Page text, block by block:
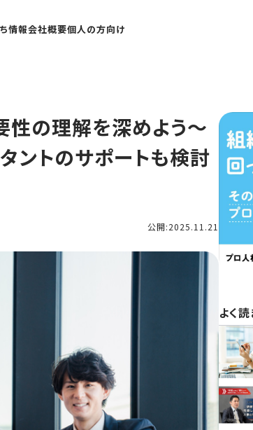
情報会社概要個人の方向け
性の理解を深めよう～
ントのサポートも検討
公開:2025.11.21
よく